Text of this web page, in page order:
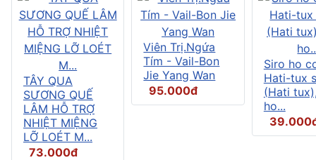
TÂY QUA
SƯƠNG QUẾ
LÂM HỖ TRỢ
NHIỆT MIỆNG
LỠ LOÉT M...
73.000đ
Viên Trị.Ngứa
Tím - Vail-Bon
Jie Yang Wan
95.000đ
Siro ho
Hati-tux
(Hati
ho...